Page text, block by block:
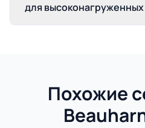
для
Похожие